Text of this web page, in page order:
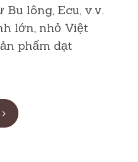
lông, Ecu, v.v.
lớn, nhỏ Việt
phẩm đạt